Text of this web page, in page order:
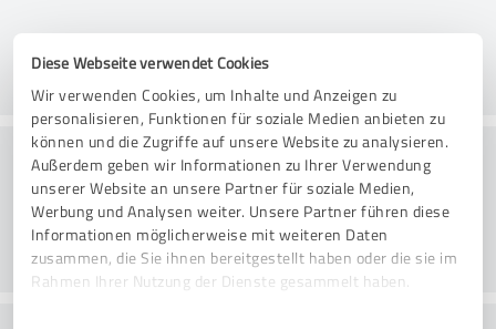
Diese Webseite verwendet Cookies
Wir verwenden Cookies, um Inhalte und Anzeigen zu
personalisieren, Funktionen für soziale Medien anbieten zu
können und die Zugriffe auf unsere Website zu analysieren.
Außerdem geben wir Informationen zu Ihrer Verwendung
unserer Website an unsere Partner für soziale Medien,
Werbung und Analysen weiter. Unsere Partner führen diese
Informationen möglicherweise mit weiteren Daten
zusammen, die Sie ihnen bereitgestellt haben oder die sie im
Rahmen Ihrer Nutzung der Dienste gesammelt haben.
Consultoria